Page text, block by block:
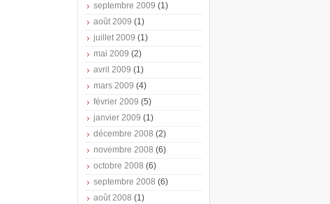
septembre 2009 (1)
août 2009 (1)
juillet 2009 (1)
mai 2009 (2)
avril 2009 (1)
mars 2009 (4)
février 2009 (5)
janvier 2009 (1)
décembre 2008 (2)
novembre 2008 (6)
octobre 2008 (6)
septembre 2008 (6)
août 2008 (1)